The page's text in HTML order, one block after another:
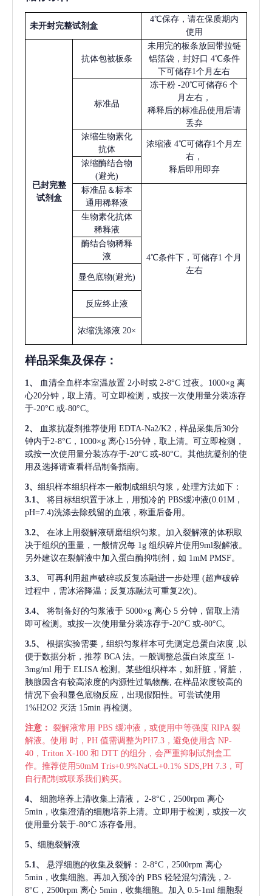
未开封完整试剂盒
4℃保存，请在保质期内
使用
已封完整
试剂盒
抗体包被板条
未用完的板条放回带拉链
铝箔袋，封好口 4℃条件
下可储存1个月左右
标准品
冻干粉 -20℃可储存6 个
月左右，
稀释后的标准品使用后请
丢弃
浓缩生物素化
抗体
浓缩液 4℃可储存1个月左
右，
释后即用即弃
浓缩酶结合物
(避光)
标准品＆标本
通用稀释液
4℃条件下，可储存1 个月
左右
生物素化抗体
稀释液
酶结合物稀释
液
显色底物(避光)
反应终止液
浓缩洗涤液 20×
样品采集及保存 ：
1、 血清全血样本室温放置 2小时或 2-8°C 过夜。1000×g 离
心20分钟，取上清。可立即检测，或按一次使用量分装冻存
于-20°C 或-80°C。
2、 血浆抗凝剂推荐使用 EDTA-Na2/K2，样品采集后30分
钟内于2-8°C，1000×g 离心15分钟，取上清。可立即检测，
或按一次使用量分装冻存于-20°C 或-80°C。其他抗凝剂的使
用及选择请查看样品制备指南。
3、 组织样本组织样本一般制成组织匀浆，处理方法如下：
3.1、
将目标组织置于冰上，用预冷的 PBS缓冲液(0.01M，
pH=7.4)洗涤去除残留的血液，称重后备用。
3.2、
在冰上用裂解液研磨组织匀浆。加入裂解液的体积取
决于组织的重量，一般情况每 1g 组织碎片使用9ml裂解液。
另外建议在裂解液中加入蛋白酶抑制剂，如 1mM PMSF。
3.3、 可再利用超声破碎或反复冻融进一步处理 (超声破碎
过程中，需冰浴降温；反复冻融法可重复2次)。
3.4、 将制备好的匀浆液于 5000×g 离心 5 分钟，留取上清
即可检测。或按一次使用量分装冻存于-20°C 或-80°C。
3.5、 根据实验需要，组织匀浆样本可先测定总蛋白浓度 ,以
便于数据分析，推荐 BCA 法。一般调整总蛋白浓度至 1-
3mg/ml 用于 ELISA 检测。某些组织样本，如肝脏，肾脏，
胰腺因含有较高浓度的内源性过氧物酶, 在样品浓度较高的
情况下会和显色底物反应，出现假阳性。可尝试使用
1%H2O2 灭活 15min 再检测。
注意： 裂解液常用 PBS 缓冲液，或使用中等强度 RIPA 裂
解液。使用 时，PH 值需调整为PH7.3，避免使用含 NP-
40，Triton X-100 和 DTT 的组分，会严重抑制试剂盒工
作。推荐使用50mM Tris+0.9%NaCL+0.1% SDS,PH 7.3，可
自行配制或联系我们购买。
4、 细胞培养上清收集上清液，
2-8°C，2500rpm 离心
5min，收集澄清的细胞培养上清。立即用于检测，或按一次
使用量分装于-80°C 冻存备用。
5、 细胞裂解液
5.1、 悬浮细胞的收集及裂解：
2-8°C，2500rpm 离心
5min，收集细胞。再加入预冷的 PBS 轻轻混匀清洗，2-
8°C，2500rpm 离心 5min，收集细胞。加入 0.5-1ml 细胞裂